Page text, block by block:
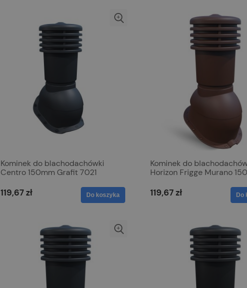
Kominek do blachodachówki
Centro 150mm Grafit 7021
119,67 zł Do koszyka
Kominek do
Horizon Frigge Murano
119,67 zł Do